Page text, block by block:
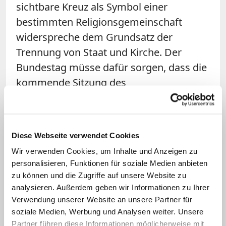
Diese Webseite verwendet Cookies
Wir verwenden Cookies, um Inhalte und Anzeigen zu
personalisieren, Funktionen für soziale Medien anbieten
zu können und die Zugriffe auf unsere Website zu
analysieren. Außerdem geben wir Informationen zu Ihrer
Verwendung unserer Website an unsere Partner für
soziale Medien, Werbung und Analysen weiter. Unsere
Partner führen diese Informationen möglicherweise mit
sichtbare Kreuz als Symbol einer
bestimmten Religionsgemeinschaft
widerspreche dem Grundsatz der
Trennung von Staat und Kirche. Der
Bundestag müsse dafür sorgen, dass die
kommende Sitzung des
Wirtschaftsausschusses "in einem
Auf X führte Außendorf aus, seine
Anfrage war weder gegen die Union
noch gegen eine Religion gerichtet. Er
habe lediglich nach einem religiös
neutralen Raum für die Sitzungen des